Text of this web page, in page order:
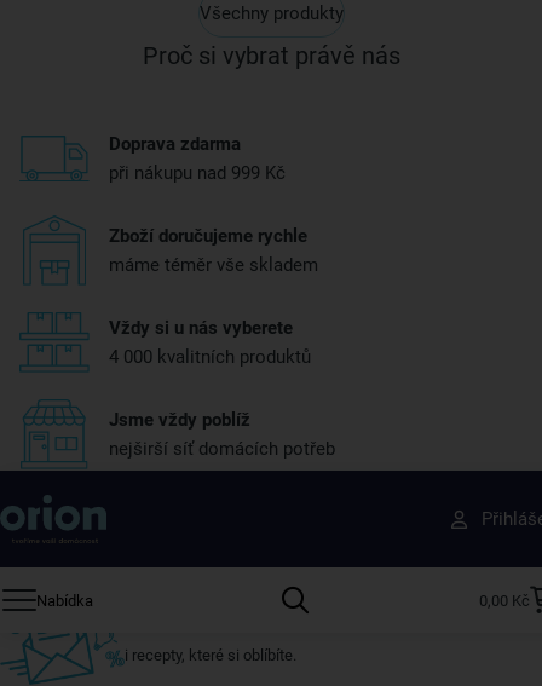
Všechny produkty
Proč si vybrat právě nás
Doprava zdarma
při nákupu nad 999 Kč
Zboží doručujeme rychle
máme téměr vše skladem
Vždy si u nás vyberete
4 000 kvalitních produktů
Jsme vždy poblíž
nejširší síť domácích potřeb
Nabídka 0,00 Kč
Získejte rady, recepty a tipy na slevy dřív než
ostatní
Přihlaste se k odběru našeho newsletteru.
i recepty, které si oblíbíte.